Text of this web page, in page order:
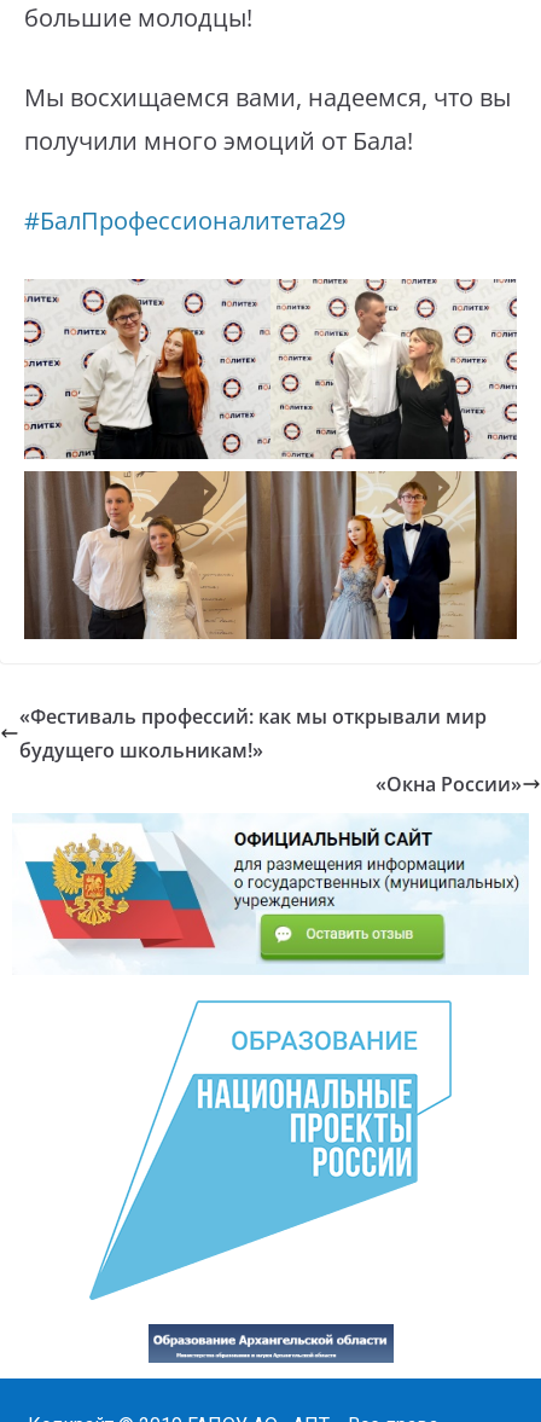
большие молодцы!
Мы восхищаемся вами, надеемся, что вы
получили много эмоций от Бала!
#БалПрофессионалитета29
«Фестиваль профессий: как мы открывали мир
будущего школьникам!»
«Окна России»